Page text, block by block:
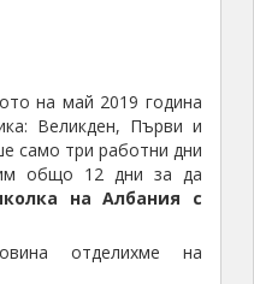
на май 2019 година
Великден, Първи и
само три работни дни
общо 12 дни за да
на Албания с
отделихме на